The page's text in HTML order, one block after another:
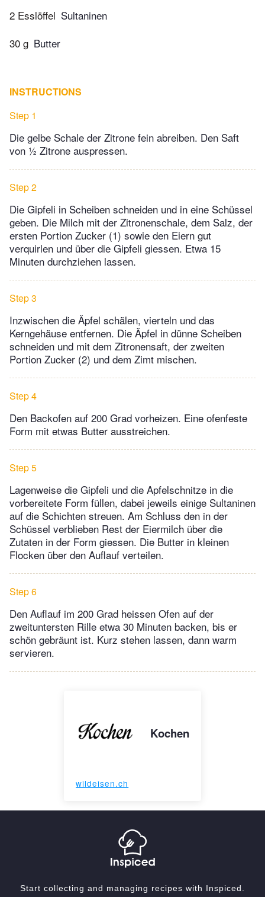
2 Esslöffel Sultaninen
30 g Butter
INSTRUCTIONS
Step 1
Die gelbe Schale der Zitrone fein abreiben. Den Saft
von ½ Zitrone auspressen.
Step 2
Die Gipfeli in Scheiben schneiden und in eine Schüssel
geben. Die Milch mit der Zitronenschale, dem Salz, der
ersten Portion Zucker (1) sowie den Eiern gut
verquirlen und über die Gipfeli giessen. Etwa 15
Minuten durchziehen lassen.
Step 3
Inzwischen die Äpfel schälen, vierteln und das
Kerngehäuse entfernen. Die Äpfel in dünne Scheiben
schneiden und mit dem Zitronensaft, der zweiten
Portion Zucker (2) und dem Zimt mischen.
Step 4
Den Backofen auf 200 Grad vorheizen. Eine ofenfeste
Form mit etwas Butter ausstreichen.
Step 5
Lagenweise die Gipfeli und die Apfelschnitze in die
vorbereitete Form füllen, dabei jeweils einige Sultaninen
auf die Schichten streuen. Am Schluss den in der
Schüssel verblieben Rest der Eiermilch über die
Zutaten in der Form giessen. Die Butter in kleinen
Flocken über den Auflauf verteilen.
Step 6
Den Auflauf im 200 Grad heissen Ofen auf der
zweituntersten Rille etwa 30 Minuten backen, bis er
schön gebräunt ist. Kurz stehen lassen, dann warm
servieren.
Kochen
wildeisen.ch
Start collecting and managing recipes with Inspiced.